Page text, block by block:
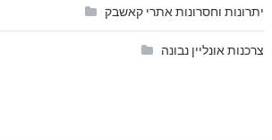
יתרונות וחסרונות אתרי קאשבק
צרכנות אונליין נבונה